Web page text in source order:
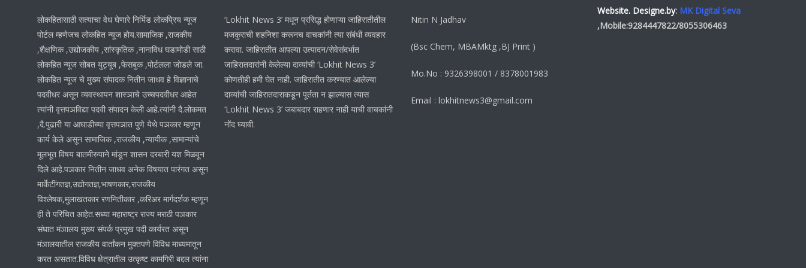
लोकहितासाठी सत्याचा वेध घेणारे निर्भिड लोकप्रिय न्यूज
पोर्टल म्हणेजच लोकहित न्यूज होय.सामाजिक ,राजकीय
,शैक्षणिक ,उद्योजकीय ,सांस्कृतिक ,नानाविध घडामोडी साठी
लोकहित न्यूज सोबत युट्यूब ,फेसबुक ,पोर्टलला जोडले जा.
लोकहित न्यूज चे मुख्य संपादक नितीन जाधव हे विज्ञानाचे
पदवीधर असून व्यवस्थापन शास्ञाचे उच्चपदवीधर आहेत
त्यांनी वृत्तपञविद्या पदवी संपादन केली आहे.त्यांनी दै.लोकमत
,दै.पुढारी या आघाडीच्या वृत्तपञात पुणे येथे पञकार म्हणून
कार्य केले असून सामाजिक ,राजकीय ,न्यायीक ,सामान्यांचे
मूलभूत विषय बातमीरुपाने मांडून शासन दरबारी यश मिळवून
दिले आहे.पञकार नितीन जाधव अनेक विषयात पारंगत असून
मार्केटींगतज्ञ,उद्योगतज्ञ,भाषणकार,राजकीय
विश्लेषक,मुलाखतकार रणनितीकार ,करिअर मार्गदर्शक म्हणून
ही ते परिचित आहेत.सध्या महाराष्ट्र राज्य मराठी पञकार
संघात मंञालय मुख्य संपर्क प्रमुख पदी कार्यरत असून
मंञालयातील राजकीय वार्तांकन मुक्तपणे विविध माध्यमातून
करत असतात.विविध क्षेत्रातील उत्कृष्ट कामगिरी बद्दल त्यांना
‘Lokhit News 3’ मधून प्रसिद्ध होणाऱ्या जाहिरातीतील
मजकुराची शहनिशा करूनच वाचकांनी त्या संबंधी व्यवहार
करावा. जाहिरातीत आपल्या उत्पादन/सेवेसंदर्भात
जाहिरातदारांनी केलेल्या दाव्यांची ‘Lokhit News 3’
कोणतीही हमी घेत नाही. जाहिरातीत करण्यात आलेल्या
दाव्यांची जाहिरातदाराकडून पूर्तता न झाल्यास त्यास
‘Lokhit News 3’ जबाबदार राहणार नाही याची वाचकांनी
नोंद घ्यावी.
Nitin N Jadhav
(Bsc Chem, MBAMktg ,BJ Print )
Mo.No : 9326398001 / 8378001983
Email : lokhitnews3@gmail.com
Website. Designe.by: MK Digital Seva
,Mobile:9284447822/8055306463